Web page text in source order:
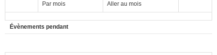
Par mois Aller au mois
Évènements pendant